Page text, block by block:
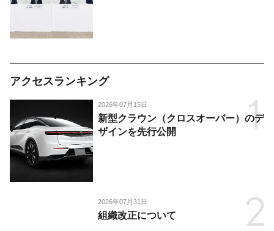
アクセスランキング
2026年07月15日
新型クラウン（クロスオーバー）のデ
ザインを先行公開
2026年07月31日
組織改正について